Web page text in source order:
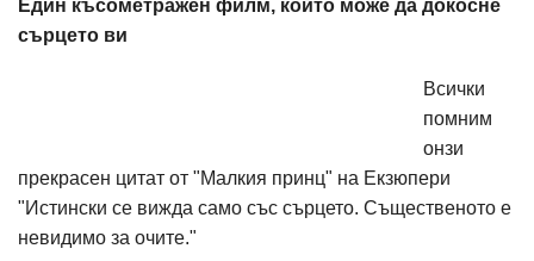
Един късометражен филм, който може да докосне
сърцето ви
Всички
помним
онзи
прекрасен цитат от "Малкия принц" на Екзюпери
"Истински се вижда само със сърцето. Същественото е
невидимо за очите."